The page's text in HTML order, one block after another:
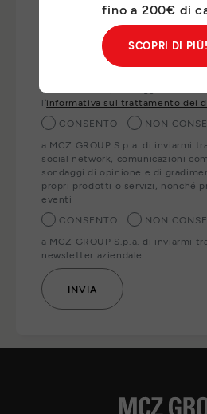
I Suoi dati personali saranno
consenso, per finalità di
Sue richieste, potremo
ai nostri partner locali che Le
i Suoi diritti o per maggiori
l’informativa sul trattamento dei
CONSENTO
NON
a MCZ GROUP S.p.a. di inviarmi
social network, comunicazioni
sondaggi di opinione e di
propri prodotti o servizi, nonché
eventi
CONSENTO
NON
a MCZ GROUP S.p.a. di inviarmi
newsletter aziendale
fino a 200€ di
SCOPRI DI PIÙ!